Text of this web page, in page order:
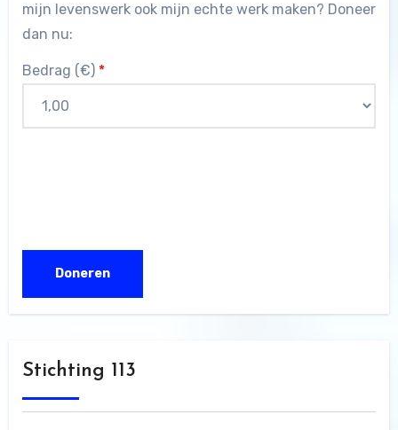
mijn levenswerk ook mijn echte werk maken? Doneer
dan nu:
Bedrag (€) *
Stichting 113